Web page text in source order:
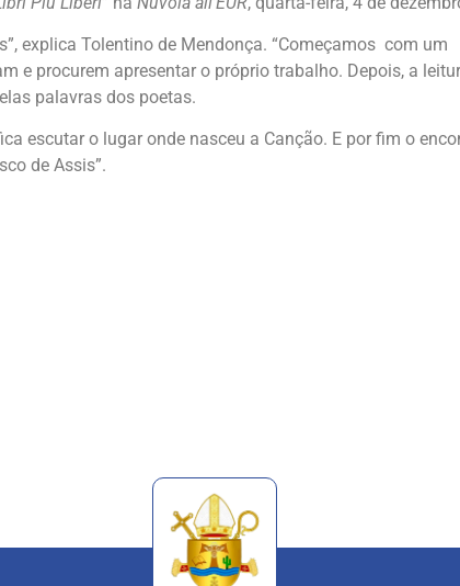
explica Tolentino de Mendonça. “Começamos com um
e procurem apresentar o próprio trabalho. Depois, a
palavras dos poetas.
escutar o lugar onde nasceu a Canção. E por fim o
de Assis”.